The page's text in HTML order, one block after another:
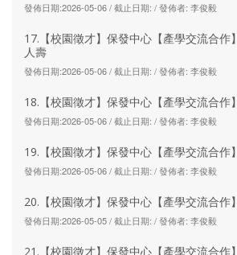
發佈日期:2026-05-06 / 截止日期: / 發佈者: 李俊毅
17.【校園徵才】保發中心【產學交流合作
人壽
發佈日期:2026-05-06 / 截止日期: / 發佈者: 李俊毅
18.【校園徵才】保發中心【產學交流合作
發佈日期:2026-05-06 / 截止日期: / 發佈者: 李俊毅
19.【校園徵才】保發中心【產學交流合作
發佈日期:2026-05-06 / 截止日期: / 發佈者: 李俊毅
20.【校園徵才】保發中心【產學交流合作
發佈日期:2026-05-05 / 截止日期: / 發佈者: 李俊毅
21.【校園徵才】保發中心【產學交流合作